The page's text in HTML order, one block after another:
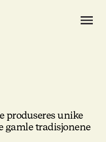
produseres unike
gamle tradisjonene